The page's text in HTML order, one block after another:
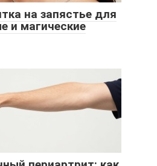
на запястье для
и магические